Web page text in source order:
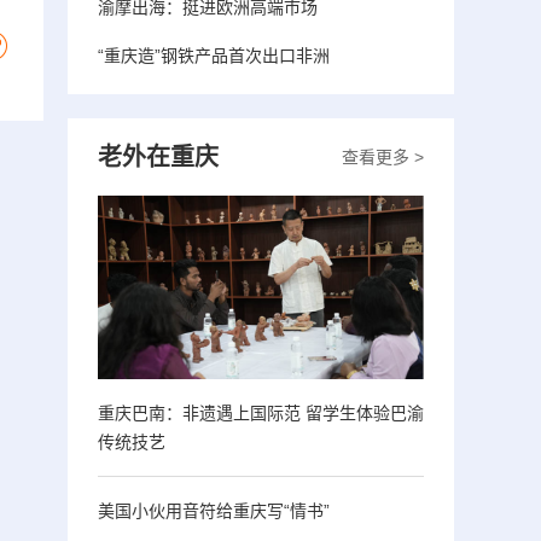
渝摩出海：挺进欧洲高端市场
“重庆造”钢铁产品首次出口非洲
查看更多 >
老外在重庆
重庆巴南：非遗遇上国际范 留学生体验巴渝
传统技艺
美国小伙用音符给重庆写“情书”